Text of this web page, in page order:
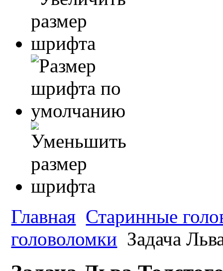
Главная Старинные
головоломки Задача